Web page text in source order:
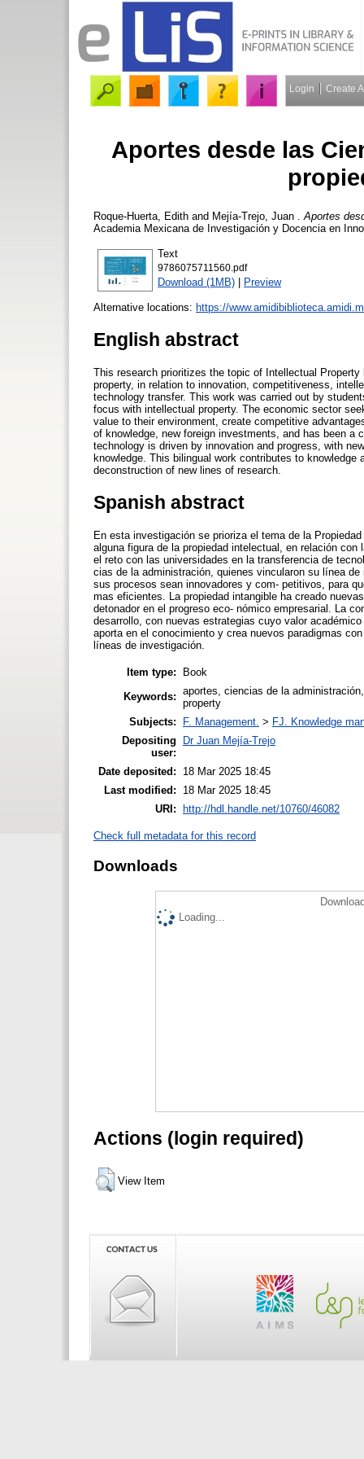
Login Create
Aportes desde las
Roque-Huerta, Edith and Mejía-Trejo, Juan
Aportes
Academia Mexicana de Investigación y Docencia en
Text
9786075711560.pdf
Download (1MB) | Preview
Alternative locations: https://
English abstract
This research prioritizes the topic of Intellectual
property, in relation to innovation, competitiveness,
technology transfer. This work was carried out by
focus with intellectual property. The economic sector
value to their environment, create competitive
of knowledge, new foreign investments, and has been
technology is driven by innovation and progress, with
knowledge. This bilingual work contributes to
deconstruction of new lines of research.
Spanish abstract
En esta investigación se prioriza el tema de la
alguna figura de la propiedad intelectual, en relación
el reto con las universidades en la transferencia de
cias de la administración, quienes vincularon su línea
sus procesos sean innovadores y com- petitivos, para
mas eficientes. La propiedad intangible ha creado
detonador en el progreso eco- nómico empresarial. La
desarrollo, con nuevas estrategias cuyo valor
aporta en el conocimiento y crea nuevos paradigmas
líneas de investigación.
Item type:
Book
Keywords: aportes, ciencias de la
property
Subjects:
F. Management. > FJ. Knowledge
Depositing
user:
Dr Juan Mejía-Trejo
Date deposited:
18 Mar 2025 18:45
Last modified:
18 Mar 2025 18:45
URI:
http://hdl.handle.net/10760/46082
Check full metadata for this record
Downloads
Loading...
Actions (login required)
View Item